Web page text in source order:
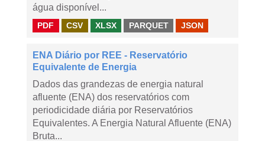
água disponível...
PDF CSV XLSX PARQUET JSON
ENA Diário por REE - Reservatório
Equivalente de Energia
Dados das grandezas de energia natural
afluente (ENA) dos reservatórios com
periodicidade diária por Reservatórios
Equivalentes. A Energia Natural Afluente (ENA)
Bruta...